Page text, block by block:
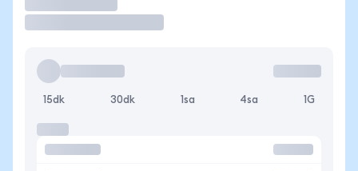
15dk 30dk 1sa 4sa 1G